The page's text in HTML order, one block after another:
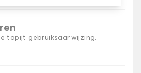
tapijt gebruiksaanwijzing.